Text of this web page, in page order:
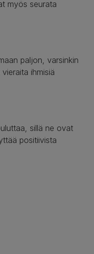
myös seurata
paljon, varsinkin
ihmisiä
sillä ne ovat
positiivista